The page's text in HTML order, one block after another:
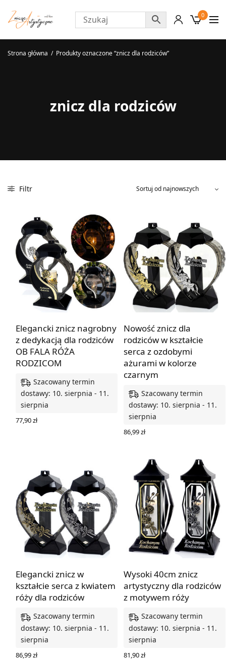
0
Strona główna / Produkty oznaczone “znicz dla rodziców”
znicz dla rodziców
Filtr
Elegancki znicz nagrobny
z dedykacją dla rodziców
OB FALA RÓŻA
RODZICOM
Szacowany termin
dostawy: 10. sierpnia - 11.
sierpnia
77,90zł
Nowość znicz dla
rodziców w kształcie
serca z ozdobymi
ażurami w kolorze
czarnym
Szacowany termin
dostawy: 10. sierpnia - 11.
sierpnia
86,99zł
Elegancki znicz w
kształcie serca z kwiatem
róży dla rodziców
Szacowany termin
dostawy: 10. sierpnia - 11.
sierpnia
86,99zł
Wysoki 40cm znicz
artystyczny dla rodziców
z motywem róży
Szacowany termin
dostawy: 10. sierpnia - 11.
sierpnia
81,90zł